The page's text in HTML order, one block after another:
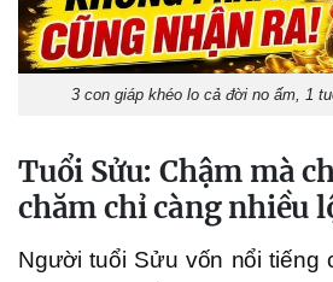
3 con giáp khéo lo cả đời no ấm, 1
Tuổi Sửu: Chậm mà
chăm chỉ càng nhiều
Người tuổi Sửu vốn nổi tiếng